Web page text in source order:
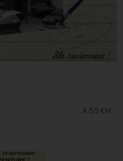
À 5.5 KM